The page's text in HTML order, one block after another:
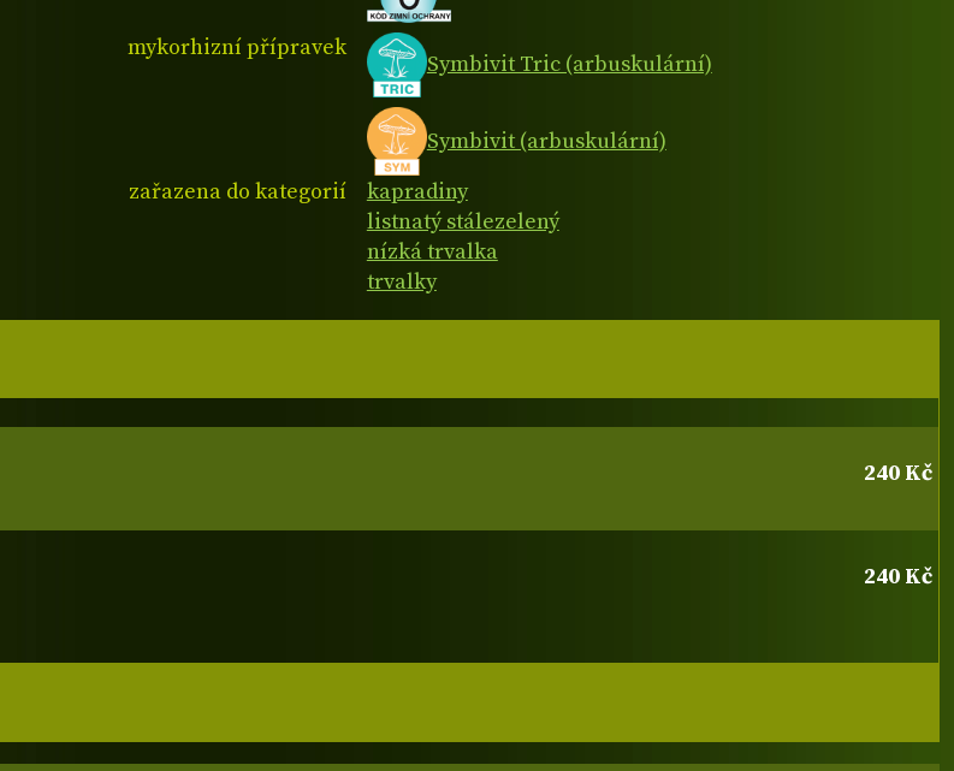
mykorhizní přípravek
Symbivit Tric (arbuskulární)
Symbivit (arbuskulární)
zařazena do kategorií
kapradiny
listnatý stálezelený
nízká trvalka
trvalky
240 Kč
240 Kč